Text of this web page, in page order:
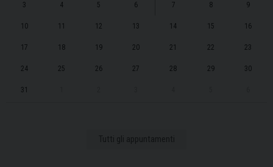
3 4 5 6 7 8 9
10 11 12 13 14 15 16
17 18 19 20 21 22 23
24 25 26 27 28 29 30
31
Tutti gli appuntamenti